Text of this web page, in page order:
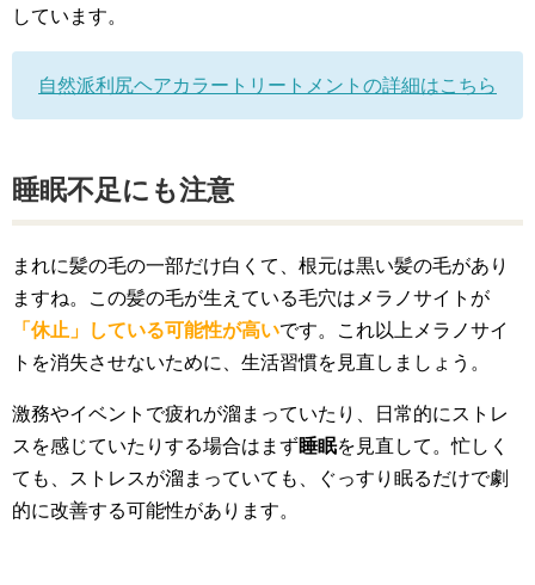
しています。
自然派利尻ヘアカラートリートメントの詳細はこちら
睡眠不足にも注意
まれに髪の毛の一部だけ白くて、根元は黒い髪の毛があり
ますね。この髪の毛が生えている毛穴はメラノサイトが
「休止」している可能性が高いです。これ以上メラノサイ
トを消失させないために、生活習慣を見直しましょう。
激務やイベントで疲れが溜まっていたり、日常的にストレ
スを感じていたりする場合はまず睡眠を見直して。忙しく
ても、ストレスが溜まっていても、ぐっすり眠るだけで劇
的に改善する可能性があります。